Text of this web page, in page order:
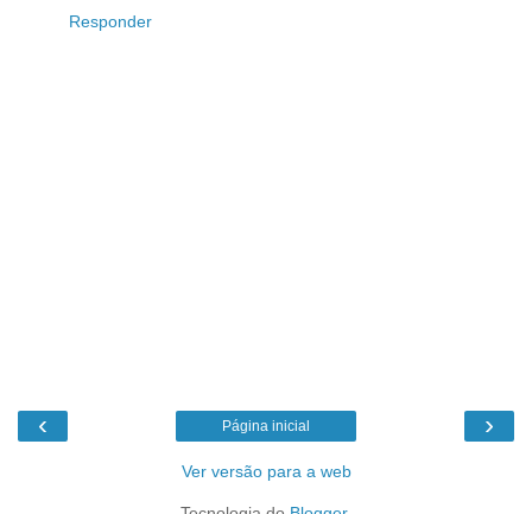
Responder
‹ ›
Página inicial
Ver versão para a web